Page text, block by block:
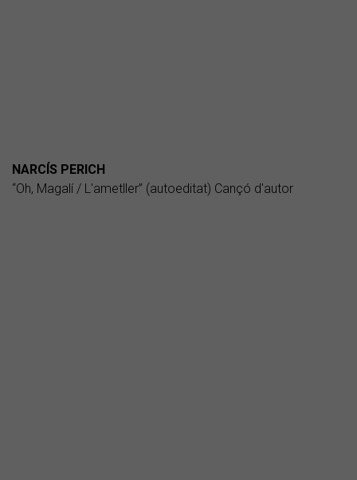
NARCÍS PERICH
“Oh, Magalí / L'ametller” (autoeditat) Cançó d'autor